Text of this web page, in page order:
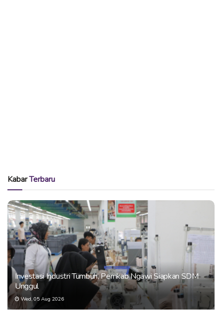
KabarTerbaru
Investasi Industri Tumbuh, Pemkab Ngawi Siapkan SDM
Unggul
Wed, 05 Aug 2026